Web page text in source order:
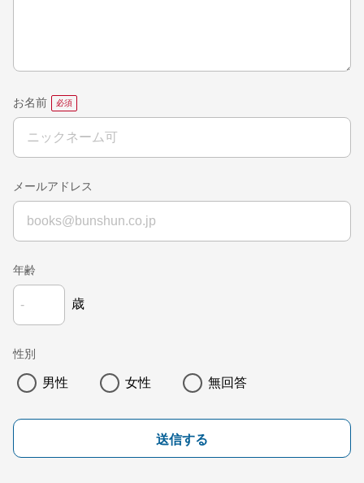
お名前
メールアドレス
年齢
歳
性別
男性 女性 無回答
送信する